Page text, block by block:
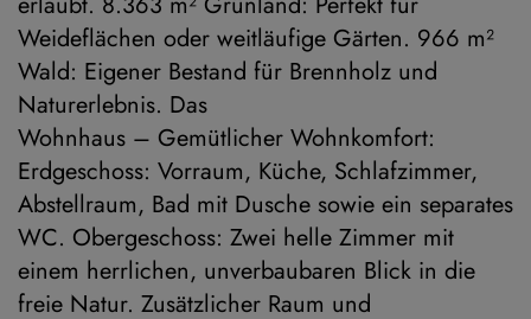
Weideflächen oder weitläufige Gärten. 966 m²
Wald: Eigener Bestand für Brennholz und
Naturerlebnis. Das
Wohnhaus – Gemütlicher Wohnkomfort:
Erdgeschoss: Vorraum, Küche, Schlafzimmer,
Abstellraum, Bad mit Dusche sowie ein separates
WC. Obergeschoss: Zwei helle Zimmer mit
einem herrlichen, unverbaubaren Blick in die
freie Natur. Zusätzlicher Raum und